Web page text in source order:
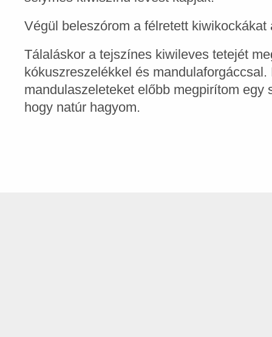
Végül beleszórom a félretett kiwikockákat
Tálaláskor a tejszínes kiwileves tetejét
kókuszreszelékkel és
mandulaszeleteket előbb megpirítom egy
hogy natúr hagyom.